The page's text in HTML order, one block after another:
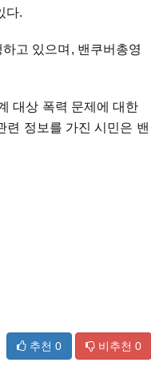
다.
고 있으며, 밴쿠버총영
대상 폭력 문제에 대한
련 정보를 가진 시민은 밴
추천 0 비추천 0